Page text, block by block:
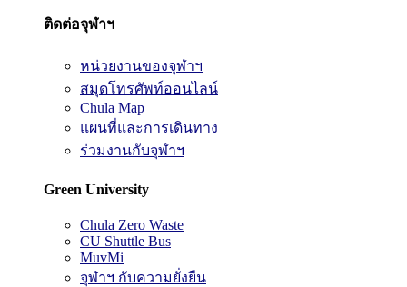
ติดต่อจุฬาฯ
หน่วยงานของจุฬาฯ
สมุดโทรศัพท์ออนไลน์
Chula Map
แผนที่และการเดินทาง
ร่วมงานกับจุฬาฯ
Green University
Chula Zero Waste
CU Shuttle Bus
MuvMi
จุฬาฯ กับความยั่งยืน